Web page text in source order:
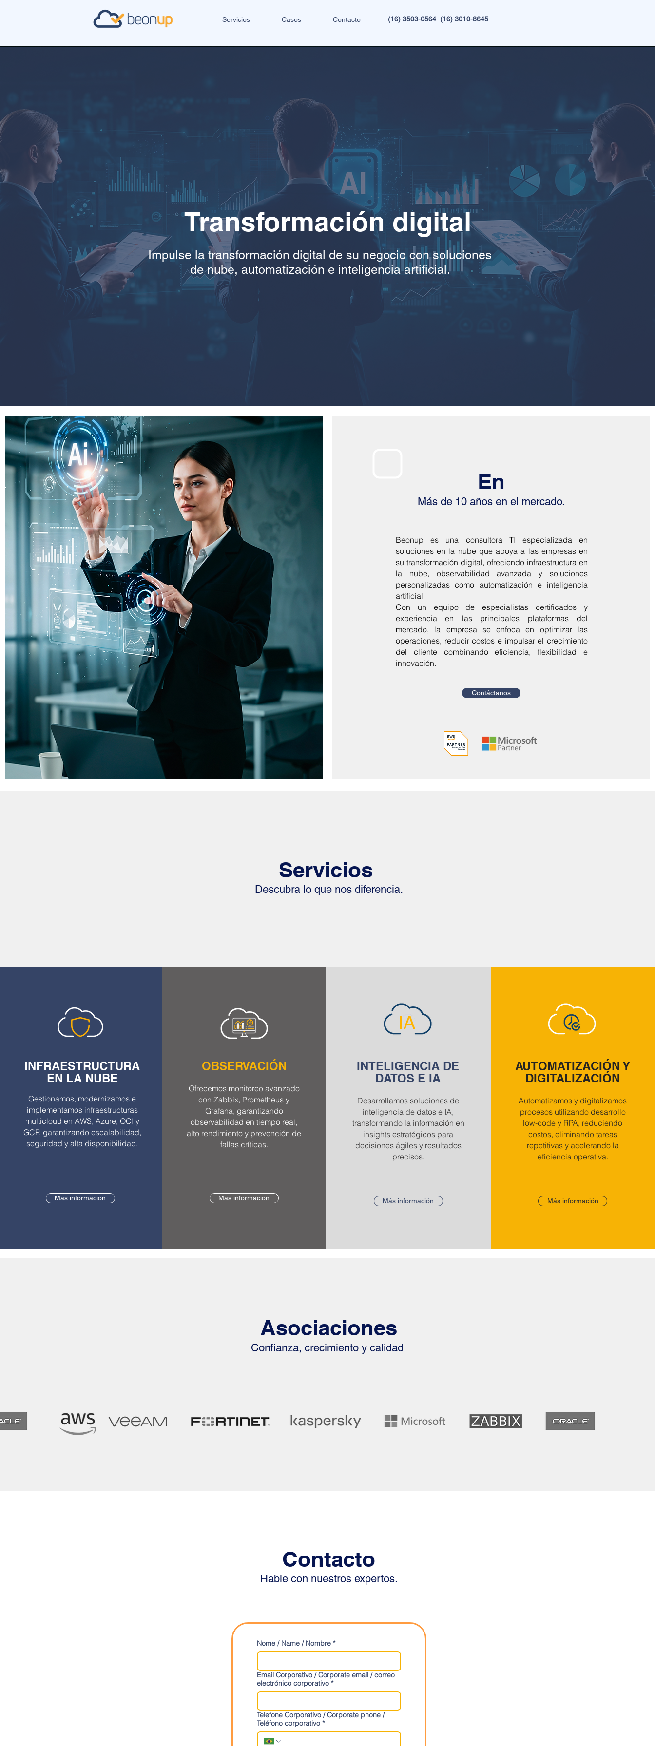
Servicios Casos Contacto (16) 3503-0564 (16) 3010-8645
Transformación digital
Impulse la transformación digital de su negocio con soluciones
de nube, automatización e inteligencia artificial.
En
Más de 10 años en el mercado.
Beonup es una consultora TI especializada en
soluciones en la nube que apoya a las empresas en
su transformación digital, ofreciendo infraestructura en
la nube, observabilidad avanzada y soluciones
personalizadas como automatización e inteligencia
artificial.
Con un equipo de especialistas certificados y
experiencia en las principales plataformas del
mercado, la empresa se enfoca en optimizar las
operaciones, reducir costos e impulsar el crecimiento
del cliente combinando eficiencia, flexibilidad e
innovación.
Contáctanos
Servicios
Descubra lo que nos diferencia.
INFRAESTRUCTURA
EN LA NUBE
Gestionamos, modernizamos e
implementamos infraestructuras
multicloud en AWS, Azure, OCI y
GCP, garantizando escalabilidad,
seguridad y alta disponibilidad.
Más información
OBSERVACIÓN
Ofrecemos monitoreo avanzado
con Zabbix, Prometheus y
Grafana, garantizando
observabilidad en tiempo real,
alto rendimiento y prevención de
fallas críticas.
Más información
INTELIGENCIA DE
DATOS E IA
Desarrollamos soluciones de
inteligencia de datos e IA,
transformando la información en
insights estratégicos para
decisiones ágiles y resultados
precisos.
Más información
AUTOMATIZACIÓN Y
DIGITALIZACIÓN
Automatizamos y digitalizamos
procesos utilizando desarrollo
low-code y RPA, reduciendo
costos, eliminando tareas
repetitivas y acelerando la
eficiencia operativa.
Más información
Asociaciones
Confianza, crecimiento y calidad
Contacto
Hable con nuestros expertos.
Nome / Name / Nombre *
Email Corporativo / Corporate email / correo
electrónico corporativo *
Telefone Corporativo / Corporate phone /
Teléfono corporativo *